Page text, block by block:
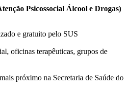
Psicossocial Álcool e Drogas)
e gratuito pelo SUS
oficinas terapêuticas, grupos de
próximo na Secretaria de Saúde do